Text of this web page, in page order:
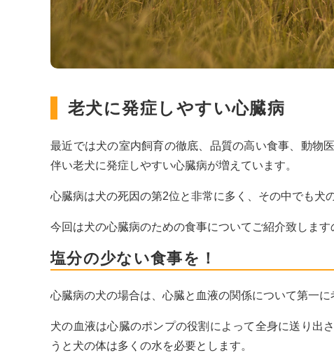
老犬に発症しやすい心臓病
最近では犬の室内飼育の徹底、品質の高い食事、動物
伴い老犬に発症しやすい心臓病が増えています。
心臓病は犬の死因の第2位と非常に多く、その中でも犬
今回は犬の心臓病のための食事についてご紹介致しま
塩分の少ない食事を！
心臓病の犬の場合は、心臓と血液の関係について第一に
犬の血液は心臓のポンプの役割によって全身に送り出
うと犬の体は多くの水を必要とします。